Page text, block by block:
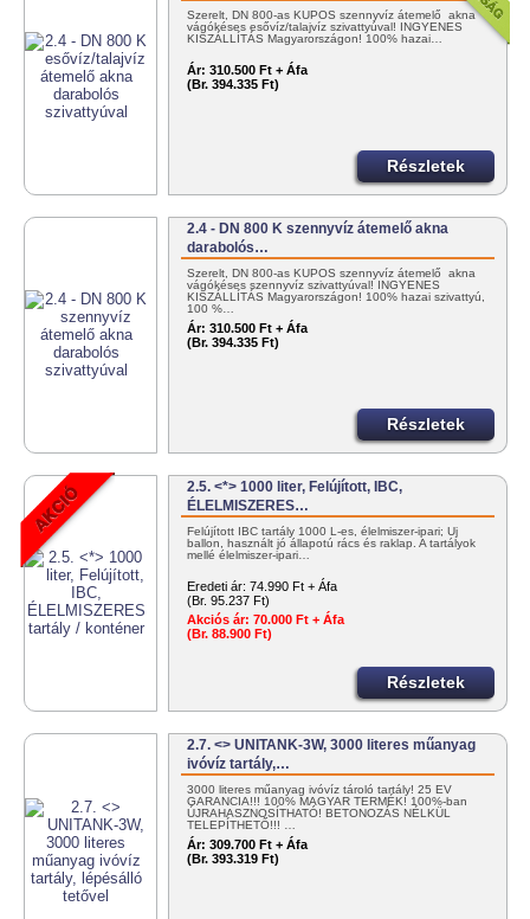
Szerelt, DN 800-as KÚPOS szennyvíz átemelő akna
vágókéses esővíz/talajvíz szivattyúval! INGYENES
KISZÁLLÍTÁS Magyarországon! 100% hazai…
Ár: 310.500 Ft + Áfa
(Br. 394.335 Ft)
Részletek
2.4 - DN 800 K szennyvíz átemelő akna
darabolós…
Szerelt, DN 800-as KÚPOS szennyvíz átemelő akna
vágókéses szennyvíz szivattyúval! INGYENES
KISZÁLLÍTÁS Magyarországon! 100% hazai szivattyú,
100 %…
Ár: 310.500 Ft + Áfa
(Br. 394.335 Ft)
Részletek
2.5. <*> 1000 liter, Felújított, IBC,
ÉLELMISZERES…
Felújított IBC tartály 1000 L-es, élelmiszer-ipari; Új
ballon, használt jó állapotú rács és raklap. A tartályok
mellé élelmiszer-ipari…
Eredeti ár: 74.990 Ft + Áfa
(Br. 95.237 Ft)
Akciós ár: 70.000 Ft + Áfa
(Br. 88.900 Ft)
Részletek
2.7. <> UNITANK-3W, 3000 literes műanyag
ivóvíz tartály,…
3000 literes műanyag ivóvíz tároló tartály! 25 ÉV
GARANCIA!!! 100% MAGYAR TERMÉK! 100%-ban
ÚJRAHASZNOSÍTHATÓ! BETONOZÁS NÉLKÜL
TELEPÍTHETŐ!!! …
Ár: 309.700 Ft + Áfa
(Br. 393.319 Ft)